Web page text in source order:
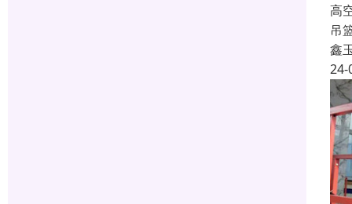
高
吊
鑫
24-